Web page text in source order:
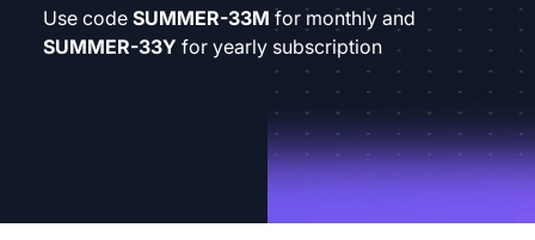
Use code SUMMER-33M for monthly and
SUMMER-33Y for yearly subscription